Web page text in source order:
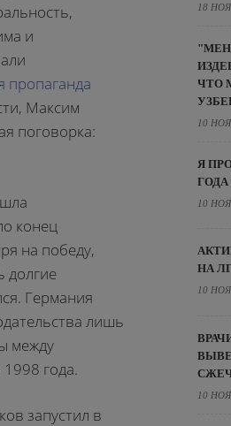
и
пропаганда
Максим
поговорка:
конец
на победу,
долгие
Германия
лишь
между
года.
запустил в
18
ЧТО
10
Я
ГОДА
10
НА
10
10